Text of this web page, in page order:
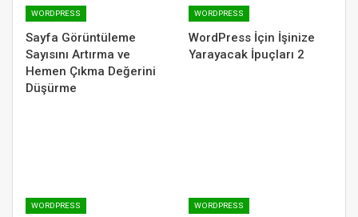
WORDPRESS
Sayfa Görüntüleme
Sayısını Artırma ve
Hemen Çıkma Değerini
Düşürme
WORDPRESS
WordPress İçin İşinize
Yarayacak İpuçları 2
WORDPRESS WORDPRESS